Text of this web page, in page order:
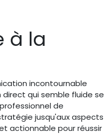
à la
incontournable
qui semble fluide se
de
jusqu'aux aspects
actionnable pour réussir